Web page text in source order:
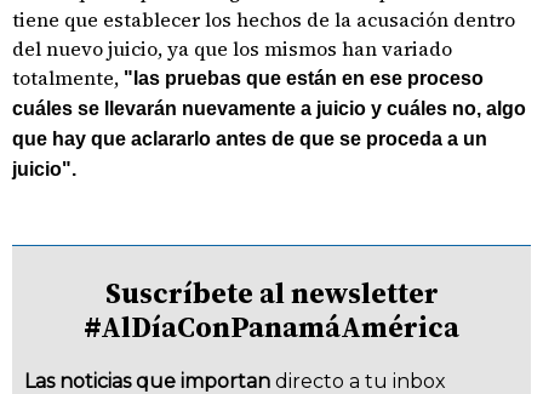
tiene que establecer los hechos de la acusación dentro
del nuevo juicio, ya que los mismos han variado
totalmente, "las pruebas que están en ese proceso
cuáles se llevarán nuevamente a juicio y cuáles no, algo
que hay que aclararlo antes de que se proceda a un
juicio".
Suscríbete al newsletter
#AlDíaConPanamáAmérica
Las noticias que importan directo a tu inbox